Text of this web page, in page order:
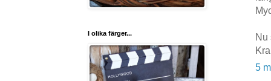
Nu
5
I olika färger...